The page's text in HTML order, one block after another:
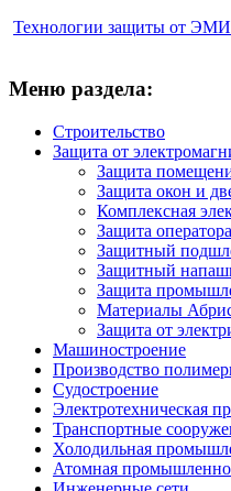
Технологии защиты от ЭМИ
Меню раздела:
Строительство
Защита от
Защита
Защита окон и
Комплексная
Защита
Защитный
Защитный
Защита
Материалы
Защита от
Машиностроение
Производство
Судостроение
Электротехническая
Транспортные
Холодильная
Атомная